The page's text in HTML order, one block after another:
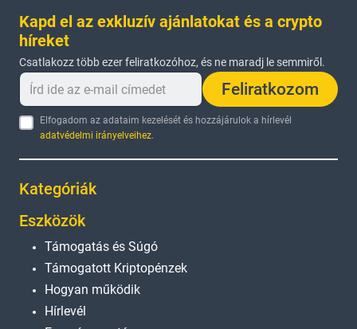
Kapd el az exkluzív ajánlatokat és a crypto
híreket
Csatlakozz több ezer feliratkozóhoz, és ne maradj le semmiről.
Feliratkozom
Elfogadom az adataim kezelését és hozzájárulok a hírlevél
adatvédelmi irányelveihez.
Kategóriák
Eszközök
Támogatás és Súgó
Támogatott Kriptopénzek
Hogyan működik
Hírlevél